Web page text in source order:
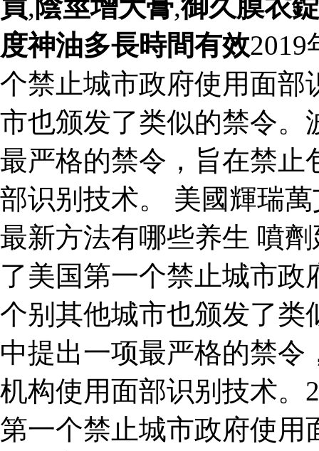
買, 陰莖增大膏,御久膜衣
度神油多長時間有效2019
个禁止城市政府使用面部
市也颁发了类似的禁令。
最严格的禁令，旨在禁止
部识别技术。 美國輝瑞
最新方法有哪些养生 噴
了美国第一个禁止城市
个别其他城市也颁发了类
中提出一项最严格的禁
机构使用面部识别技术。
第一个禁止城市政府使用